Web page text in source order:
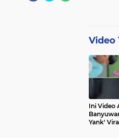
Video
Ini Video
Yank'